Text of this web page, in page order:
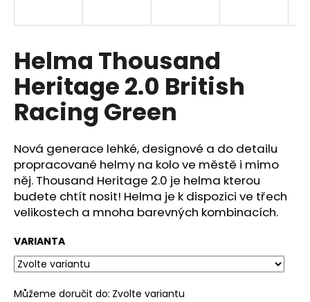
Helma Thousand
Heritage 2.0 British
Racing Green
Nová generace lehké, designové a do detailu
propracované helmy na kolo ve městě i mimo
něj. Thousand Heritage 2.0 je helma kterou
budete chtít nosit! Helma je k dispozici ve třech
velikostech a mnoha barevných kombinacích.
VARIANTA
Můžeme doručit do: Zvolte variantu
í
t
?
HLEDAT
D
o
p
o
u